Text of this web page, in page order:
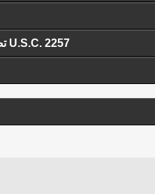
تصريح الالتزام بمتطلبات حفظ الأرشيف 18 U.S.C. 2257